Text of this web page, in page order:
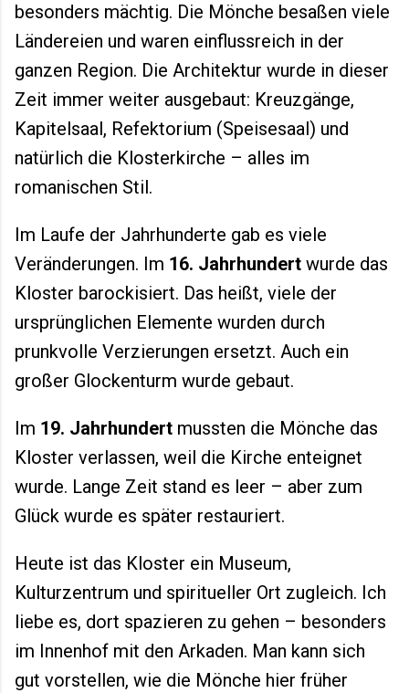
besonders mächtig. Die Mönche besaßen viele
Ländereien und waren einflussreich in der
ganzen Region. Die Architektur wurde in dieser
Zeit immer weiter ausgebaut: Kreuzgänge,
Kapitelsaal, Refektorium (Speisesaal) und
natürlich die Klosterkirche – alles im
romanischen Stil.
Im Laufe der Jahrhunderte gab es viele
Veränderungen. Im 16. Jahrhundert wurde das
Kloster barockisiert. Das heißt, viele der
ursprünglichen Elemente wurden durch
prunkvolle Verzierungen ersetzt. Auch ein
großer Glockenturm wurde gebaut.
Im 19. Jahrhundert mussten die Mönche das
Kloster verlassen, weil die Kirche enteignet
wurde. Lange Zeit stand es leer – aber zum
Glück wurde es später restauriert.
Heute ist das Kloster ein Museum,
Kulturzentrum und spiritueller Ort zugleich. Ich
liebe es, dort spazieren zu gehen – besonders
im Innenhof mit den Arkaden. Man kann sich
gut vorstellen, wie die Mönche hier früher